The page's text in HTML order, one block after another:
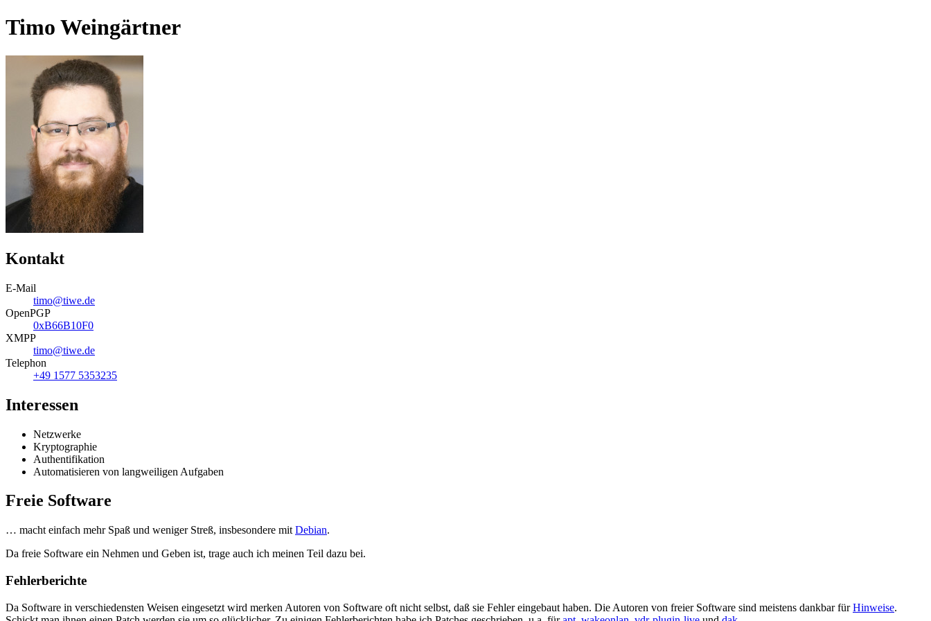
Timo Weingärtner
Kontakt
E-Mail
timo@tiwe.de
OpenPGP
0xB66B10F0
XMPP
timo@tiwe.de
Telephon
+49 1577 5353235
Interessen
Netzwerke
Kryptographie
Authentifikation
Automatisieren von langweiligen Aufgaben
Freie Software
… macht einfach mehr Spaß und weniger Streß, insbesondere mit Debian.
Da freie Software ein Nehmen und Geben ist, trage auch ich meinen Teil dazu bei.
Fehlerberichte
Da Software in verschiedensten Weisen eingesetzt wird merken Autoren von Software oft nicht selbst, daß sie Fehler eingebaut haben. Die Autoren von freier Software sind meistens dankbar fürHinweise.